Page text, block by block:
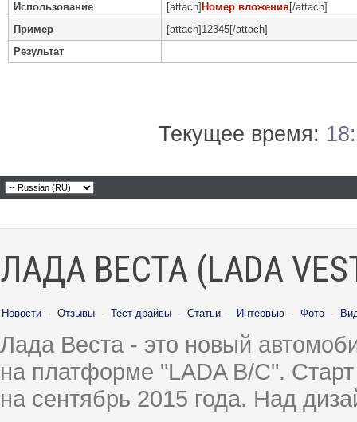
Использование [attach] Номер вложения [/attach]
Пример
[attach]12345[/attach]
Результат
Текущее время:
ЛАДА ВЕСТА (LADA
Новости · Отзывы · Тест-драйвы · Статьи · Интервью · Фото ·
Лада Веста - это новый
на платформе "LADA B/C".
на сентябрь 2015 года. Над